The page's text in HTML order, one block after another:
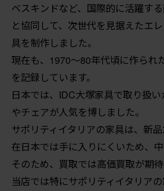
ベスキンドなど、国際的に活躍す
と協同して、次世代を見据えたエ
具を制作しました。
現在も、1970〜80年代頃に作られ
を記録しています。
日本では、IDC大塚家具で取り扱
やチェアが人気を博しました。
サポリティイタリアの家具は、新
在日本では手に入りにくいため、中
そのため、買取では高価買取が期待
当店では特にサポリティイタリア